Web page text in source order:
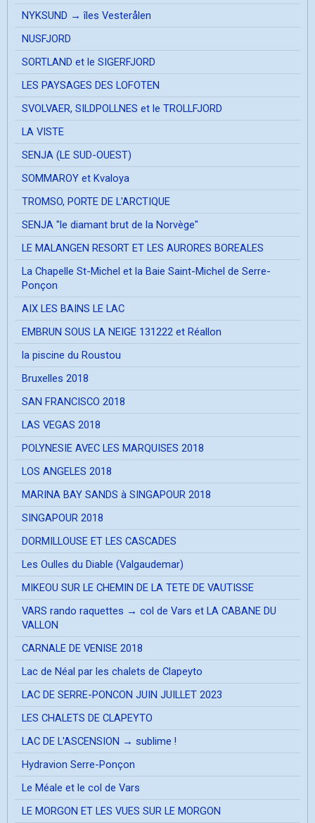
NYKSUND → îles Vesterålen
NUSFJORD
SORTLAND et le SIGERFJORD
LES PAYSAGES DES LOFOTEN
SVOLVAER, SILDPOLLNES et le TROLLFJORD
LA VISTE
SENJA (LE SUD-OUEST)
SOMMAROY et Kvaloya
TROMSO, PORTE DE L'ARCTIQUE
SENJA "le diamant brut de la Norvège"
LE MALANGEN RESORT ET LES AURORES BOREALES
La Chapelle St-Michel et la Baie Saint-Michel de Serre-
Ponçon
AIX LES BAINS LE LAC
EMBRUN SOUS LA NEIGE 131222 et Réallon
la piscine du Roustou
Bruxelles 2018
SAN FRANCISCO 2018
LAS VEGAS 2018
POLYNESIE AVEC LES MARQUISES 2018
LOS ANGELES 2018
MARINA BAY SANDS à SINGAPOUR 2018
SINGAPOUR 2018
DORMILLOUSE ET LES CASCADES
Les Oulles du Diable (Valgaudemar)
MIKEOU SUR LE CHEMIN DE LA TETE DE VAUTISSE
VARS rando raquettes → col de Vars et LA CABANE DU
VALLON
CARNALE DE VENISE 2018
Lac de Néal par les chalets de Clapeyto
LAC DE SERRE-PONCON JUIN JUILLET 2023
LES CHALETS DE CLAPEYTO
LAC DE L'ASCENSION → sublime !
Hydravion Serre-Ponçon
Le Méale et le col de Vars
LE MORGON ET LES VUES SUR LE MORGON